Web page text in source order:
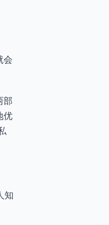
会
部
优
知